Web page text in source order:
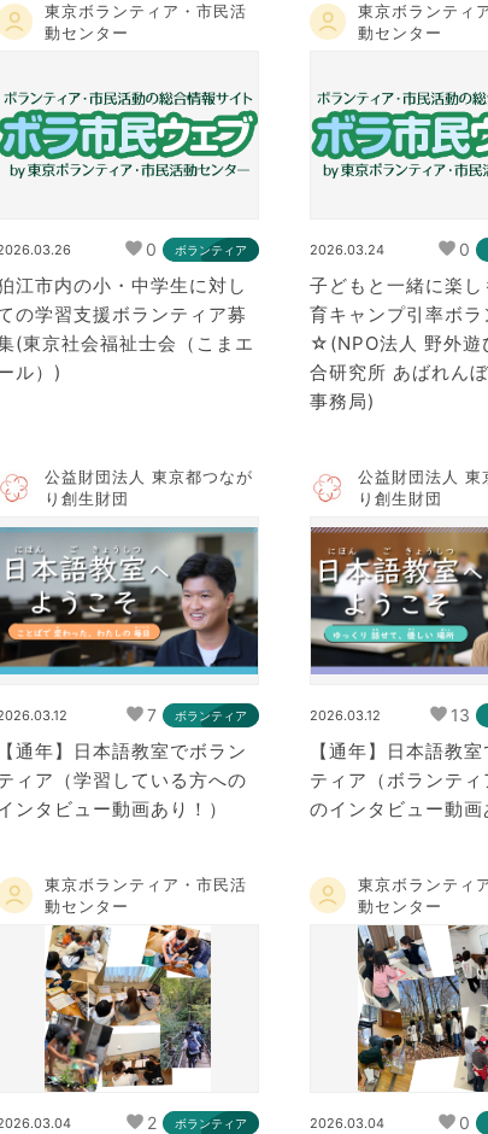
東京ボランティア・市民活
動センター
0 ボランティア
江市内の小・中学生に対し
の学習支援ボランティア募
(東京社会福祉士会（こまエ
ル）)
東京ボランティ
動センター
2026.03.24 0
子どもと一緒に楽し
育キャンプ引率ボラ
☆(NPO法人 野外遊
合研究所 あばれん
事務局)
公益財団法人 東京都つなが
り創生財団
7 ボランティア
【通年】日本語教室でボラン
ィア（学習している方への
ンタビュー動画あり！）
公益財団法人 東
り創生財団
2026.03.12 13
【通年】日本語教
ティア（ボランティ
のインタビュー動画
東京ボランティア・市民活
動センター
2 ボランティア
東京ボランティ
動センター
2026.03.04 0